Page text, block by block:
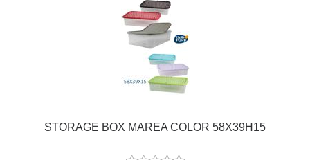
STORAGE BOX MAREA COLOR 58X39H15